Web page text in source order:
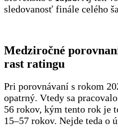
sledovanosť finále celého
Medziročné
rast ratingu
Pri porovnávaní s rokom
opatrný. Vtedy sa
56 rokov, kým tento rok je
15–57 rokov. Nejde teda o